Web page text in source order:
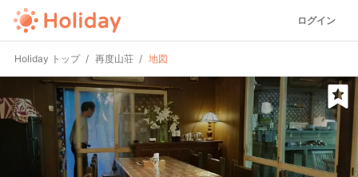
ログイン
Holiday トップ 再度山荘 地図